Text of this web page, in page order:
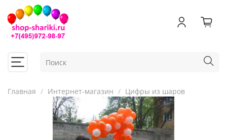
Главная Интернет-магазин Цифры из шаров